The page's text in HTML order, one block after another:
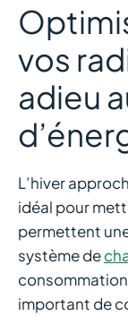
vos
adieu
L’hiver
idéal pour
permettent
système de
consommation
important de